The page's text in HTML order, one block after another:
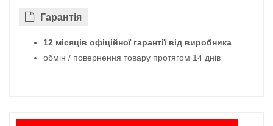
Гарантiя
12 місяців офіційної гарантії від виробника
обмін / повернення товару протягом 14 днів